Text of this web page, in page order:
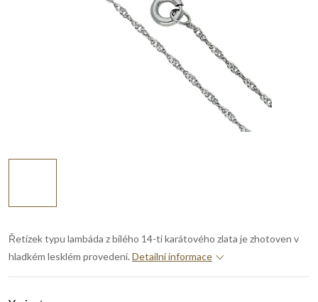
Řetízek typu lambáda z bílého 14-ti karátového zlata je zhotoven v
hladkém lesklém provedení. Detailní informace